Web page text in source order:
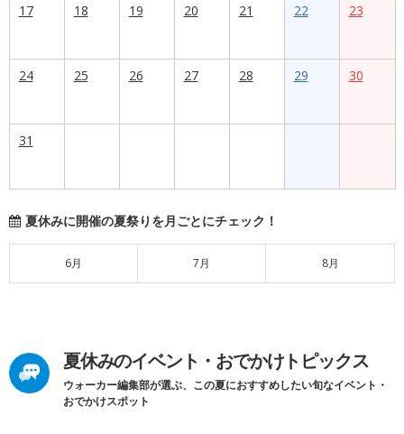
17
18 19 20 21 22 23
24 25 26 27 28 29 30
31
夏休みに開催の夏祭りを月ごとにチェック！
6月 7月 8月
夏休みのイベント・おでかけトピックス
ウォーカー編集部が選ぶ、この夏におすすめしたい旬なイベント・
おでかけスポット